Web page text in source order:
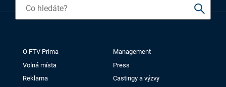
O FTV Prima
Management
Volná místa
Press
Reklama
Castingy a výzvy